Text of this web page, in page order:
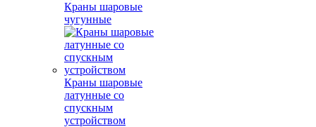
Краны шаровые
чугунные
Краны шаровые
латунные со
спускным
устройством